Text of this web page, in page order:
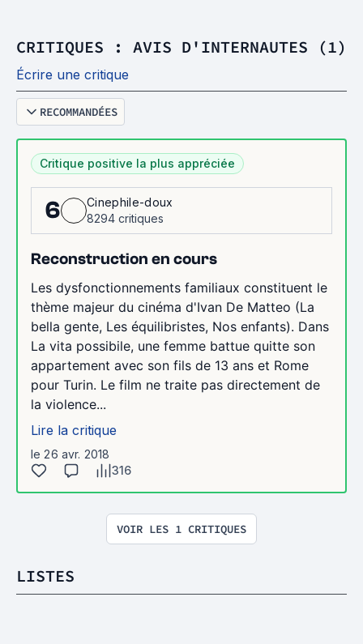
CRITIQUES : AVIS D'INTERNAUTES (1)
Écrire une critique
RECOMMANDÉES
Critique positive la plus appréciée
6
Cinephile-doux
8294 critiques
Reconstruction en cours
Les dysfonctionnements familiaux constituent le
thème majeur du cinéma d'Ivan De Matteo (La
bella gente, Les équilibristes, Nos enfants). Dans
La vita possibile, une femme battue quitte son
appartement avec son fils de 13 ans et Rome
pour Turin. Le film ne traite pas directement de
la violence...
Lire la critique
le 26 avr. 2018
316
VOIR LES 1 CRITIQUES
LISTES